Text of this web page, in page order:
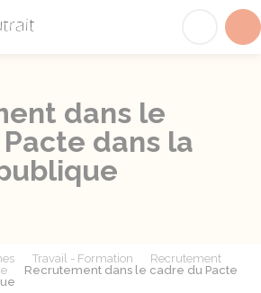
dans le
dans la
Travail - Formation
Recrutement
Recrutement dans le cadre du Pacte